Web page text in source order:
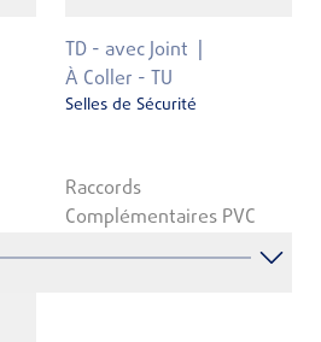
TD - avec Joint
À Coller - TU
Selles de Sécurité
Raccords
Complémentaires PVC